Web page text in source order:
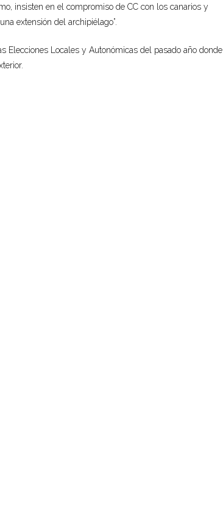
insisten en el compromiso de CC con los canarios y
una extensión del archipiélago”.
Elecciones Locales y Autonómicas del pasado año donde